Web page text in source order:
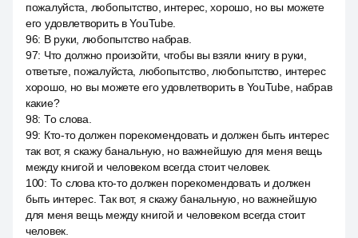
пожалуйста, любопытство, интерес, хорошо, но вы можете
его удовлетворить в YouTube.
96: В руки, любопытство набрав.
97: Что должно произойти, чтобы вы взяли книгу в руки,
ответьте, пожалуйста, любопытство, любопытство, интерес
хорошо, но вы можете его удовлетворить в YouTube, набрав
какие?
98: То слова.
99: Кто-то должен порекомендовать и должен быть интерес
так вот, я скажу банальную, но важнейшую для меня вещь
между книгой и человеком всегда стоит человек.
100: То слова кто-то должен порекомендовать и должен
быть интерес. Так вот, я скажу банальную, но важнейшую
для меня вещь между книгой и человеком всегда стоит
человек.